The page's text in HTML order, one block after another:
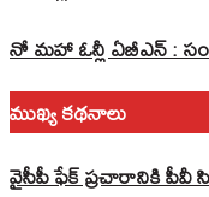
నో మహా ఓన్లీ ఏబీఎన్ :
ముఖ్య కథనాలు
వైసీపీ ఫేక్ ప్రచారానికి పీవీ